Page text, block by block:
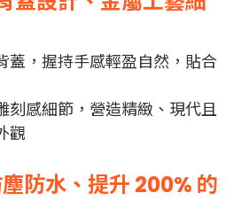
蓋，握持手感輕盈自然，貼合
刻感細節，營造精緻、現代且
觀
防水、提升 200% 的